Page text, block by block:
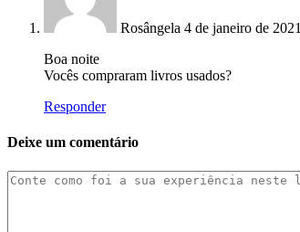
Rosângela 4 de janeiro de 2021
Boa noite
Vocês compraram livros usados?
Responder
Deixe um comentário